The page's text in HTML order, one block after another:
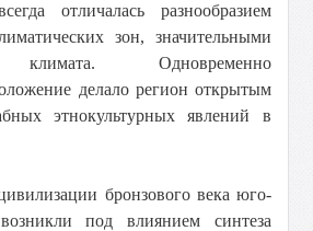
отличалась разнообразием
зон, значительными
климата. Одновременно
делало регион открытым
этнокультурных явлений в
бронзового века юго-
под влиянием синтеза